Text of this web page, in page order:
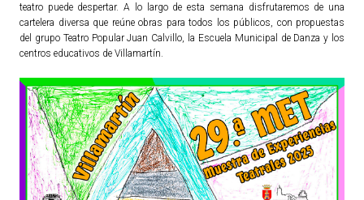
Centros Sociales y Asistenciales
Medio Ambiente
Transportes
Empleo y Seguridad Social
Seguridad
Servicios Comarcales
Servicios Provinciales
TURISMO
teatro puede despertar. A lo largo de esta semana disfrutaremos de una
cartelera diversa que reúne obras para todos los públicos, con propuestas
del grupo Teatro Popular Juan Calvillo, la Escuela Municipal de Danza y los
centros educativos de Villamartín.